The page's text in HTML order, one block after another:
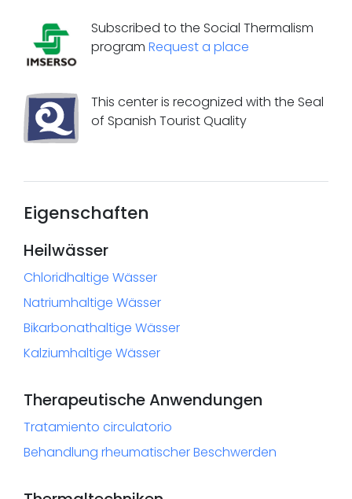
Subscribed to the Social Thermalism
program Request a place
This center is recognized with the Seal
of Spanish Tourist Quality
Eigenschaften
Heilwässer
Chloridhaltige Wässer
Natriumhaltige Wässer
Bikarbonathaltige Wässer
Kalziumhaltige Wässer
Therapeutische Anwendungen
Tratamiento circulatorio
Behandlung rheumatischer Beschwerden